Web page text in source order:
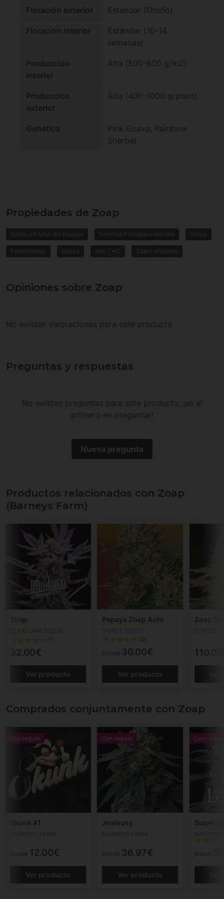
Floración exterior Estándar (Otoño)
Floración interior
Estándar (10-14
semanas)
Producción
interior
Alta (500-600 g/m2)
Producción
exterior
Alta (400-1000 g/plant)
Genética
Pink Guava, Rainbow
Sherbet
Propiedades de Zoap
Sabor a Frutos del Bosque Semillas Fotodependientes Indica
Feminizadas Sativa Alto THC Sabor Afrutado
Opiniones sobre Zoap
No existen valoraciones para este producto
Preguntas y respuestas
No existen preguntas para este producto, ¡sé el
primero en preguntar!
Nueva pregunta
Productos relacionados con Zoap
(Barneys Farm)
Zoap
(1)
32.00€
Ver producto
Papaya Zoap Auto
(2)
Desde 30.00€
Ver producto
Zoap
Comprados conjuntamente con Zoap
Con regalo
Skunk #1
Desde 12.00€
Ver producto
Con regalo
Jealousy
Desde 36.97€
Ver producto
Con
Super
Desde